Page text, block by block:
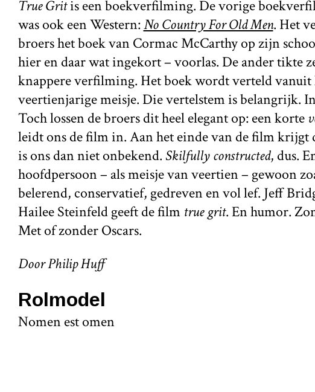
True Gritis een boekverfilming. De vorige
was ook een Western:No Country For Old Men. Het
broers het boek van Cormac McCarthy op zijn
hier en daar wat ingekort – voorlas. De ander tikte
knappere verfilming. Het boek wordt verteld vanuit
veertienjarige meisje. Die vertelstem is belangrijk.
Toch lossen de broers dit heel elegant op: een korte
leidt ons de film in. Aan het einde van de film krijgt
is ons dan niet onbekend. Skilfully constructed, dus.
hoofdpersoon – als meisje van veertien – gewoon
belerend, conservatief, gedreven en vol lef. Jeff
Hailee Steinfeld geeft de film true grit. En humor.
Met of zonder Oscars.
Door Philip Huff
Rolmodel
Nomen est omen